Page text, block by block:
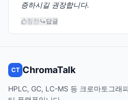
증하시길 권장합니다.
칭찬 답글
CT ChromaTalk
HPLC, GC, LC-MS 등 크로마토그래